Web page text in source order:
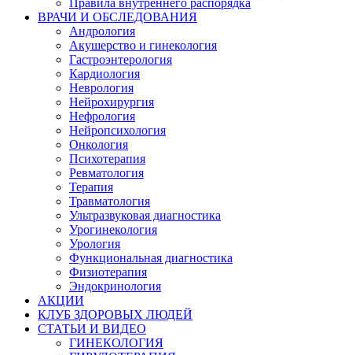
Правила внутреннего распорядка
ВРАЧИ И ОБСЛЕДОВАНИЯ
Андрология
Акушерство и гинекология
Гастроэнтерология
Кардиология
Неврология
Нейрохирургия
Нефрология
Нейропсихология
Онкология
Психотерапия
Ревматология
Терапия
Травматология
Ультразвуковая диагностика
Урогинекология
Урология
Функциональная диагностика
Физиотерапия
Эндокринология
АКЦИИ
КЛУБ ЗДОРОВЫХ ЛЮДЕЙ
СТАТЬИ И ВИДЕО
ГИНЕКОЛОГИЯ